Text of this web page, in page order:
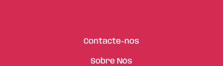
Contacte-nos
Sobre Nós